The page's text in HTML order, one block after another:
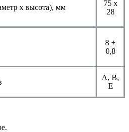
х высота), мм
75 х
28
8 +
0,8
А, В,
Е